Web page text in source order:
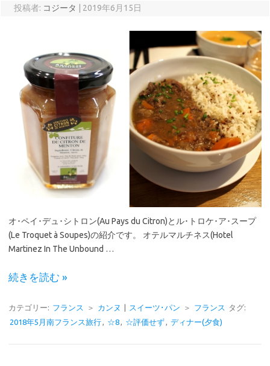
投稿者: コジータ 2019年6月15日
オ･ペイ･デュ･シトロン(Au Pays du Citron)とル･トロケ･ア･スープ
(Le Troquet à Soupes)の紹介です。 オテルマルチネス(Hotel
Martinez In The Unbound …
続きを読む »
カテゴリー: フランス ＞ カンヌ スイーツ･パン ＞ フランス
タグ:
2018年5月南フランス旅行, ☆8, ☆評価せず, ディナー(夕食)